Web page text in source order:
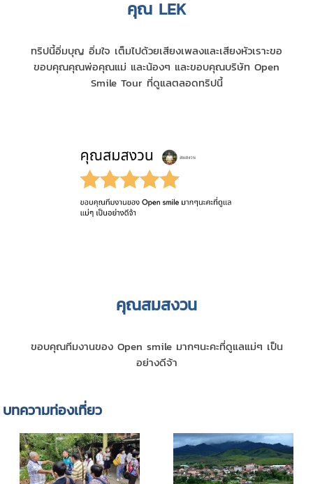
คุณ LEK
ทริปนี้อิ่มบุญ อิ่มใจ เต็มไปด้วยเสียงเพลงและเสียงหัวเราะขอ
ขอบคุณคุณพ่อคุณแม่ และน้องๆ และขอบคุณบริษัท Open
Smile Tour ที่ดูแลตลอดทริปนี้
คุณสมสงวน
ขอบคุณทีมงานของ Open smile มากๆนะคะที่ดูแลแม่ๆ เป็น
อย่างดีจ้า
บทความท่องเที่ยว